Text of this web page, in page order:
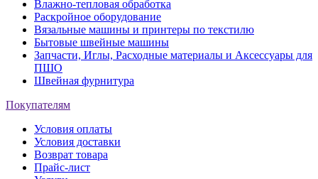
Влажно-тепловая обработка
Раскройное оборудование
Вязальные машины и принтеры по текстилю
Бытовые швейные машины
Запчасти, Иглы, Расходные материалы и Аксессуары для
ПШО
Швейная фурнитура
Покупателям
Условия оплаты
Условия доставки
Возврат товара
Прайс-лист